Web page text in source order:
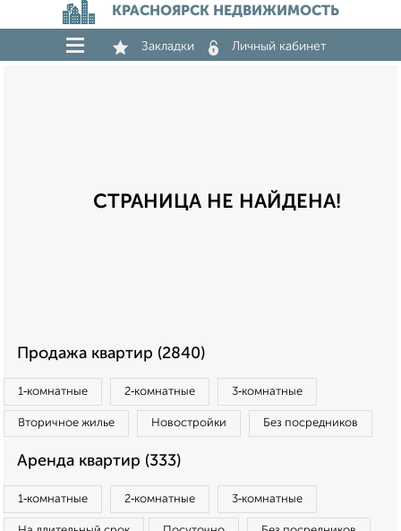
КРАСНОЯРСК НЕДВИЖИМОСТЬ
Закладки Личный кабинет
СТРАНИЦА НЕ НАЙДЕНА!
Продажа квартир (2840)
1‑комнатные 2‑комнатные 3‑комнатные
Вторичное жилье Новостройки Без посредников
Аренда квартир (333)
1‑комнатные 2‑комнатные 3‑комнатные